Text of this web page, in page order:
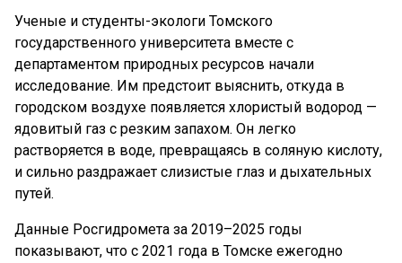
Ученые и студенты-экологи Томского
государственного университета вместе с
департаментом природных ресурсов начали
исследование. Им предстоит выяснить, откуда в
городском воздухе появляется хлористый водород —
ядовитый газ с резким запахом. Он легко
растворяется в воде, превращаясь в соляную кислоту,
и сильно раздражает слизистые глаз и дыхательных
путей.
Данные Росгидромета за 2019–2025 годы
показывают, что с 2021 года в Томске ежегодно